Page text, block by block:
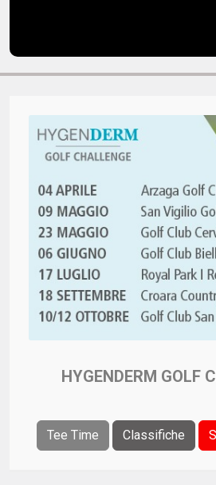
HYGENDERM GOLF
Tee Time Classifiche